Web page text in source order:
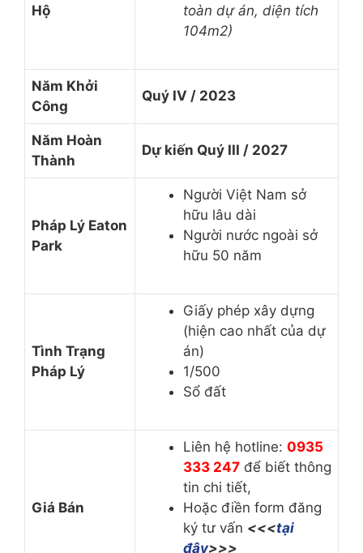
Hộ
toàn dự án, diện tích
104m2)
Năm Khởi
Công
Quý IV / 2023
Năm Hoàn
Thành
Dự kiến Quý III / 2027
Pháp Lý Eaton
Park
Người Việt Nam sở
hữu lâu dài
Người nước ngoài sở
hữu 50 năm
Tình Trạng
Pháp Lý
Giấy phép xây dựng
(hiện cao nhất của dự
án)
1/500
Sổ đất
Giá Bán
Liên hệ hotline: 0935
333 247 để biết thông
tin chi tiết,
Hoặc điền form đăng
ký tư vấn <<<tại
đây>>>